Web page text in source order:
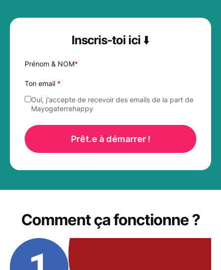
Inscris-toi ici ⬇️
Prénom & NOM*
Ton email *
Oui, j'accepte de recevoir des emails de la part de
Mayogaterrehappy
Prêt.e à démarrer !
Comment ça fonctionne ?